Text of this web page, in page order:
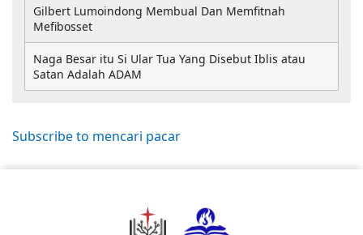
Subscribe to mencari pacar
Gilbert Lumoindong Membual Dan Memfitnah
Mefibosset
Naga Besar itu Si Ular Tua Yang Disebut Iblis atau
Satan Adalah ADAM